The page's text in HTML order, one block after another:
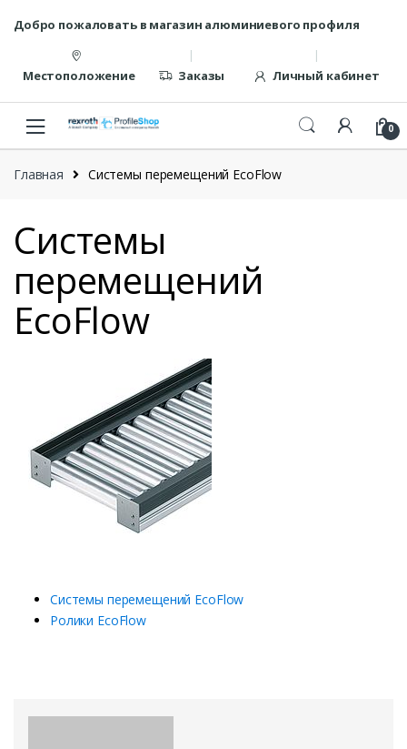
содержанию
Добро пожаловать в магазин алюминиевого профиля
Местоположение Заказы Личный кабинет
0
Главная Системы перемещений EcoFlow
Системы
перемещений
EcoFlow
Системы перемещений EcoFlow
Ролики EcoFlow